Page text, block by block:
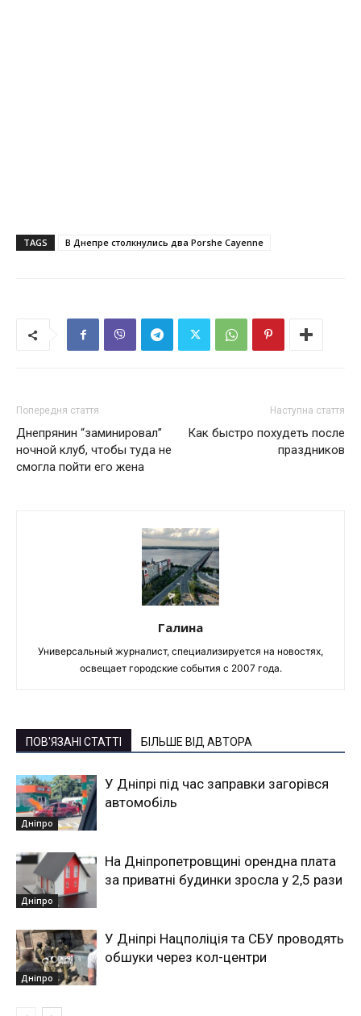
TAGS В Днепре столкнулись два Porshe Cayenne
Попередня стаття
Днепрянин “заминировал”
ночной клуб, чтобы туда не
смогла пойти его жена
Наступна стаття
Как быстро похудеть после
праздников
Галина
Универсальный журналист, специализируется на новостях,
освещает городские события с 2007 года.
ПОВ'ЯЗАНІ СТАТТІ БІЛЬШЕ ВІД АВТОРА
Дніпро
У Дніпрі під час заправки загорівся
автомобіль
Дніпро
На Дніпропетровщині орендна плата
за приватні будинки зросла у 2,5 рази
Дніпро
У Дніпрі Нацполіція та СБУ проводять
обшуки через кол-центри